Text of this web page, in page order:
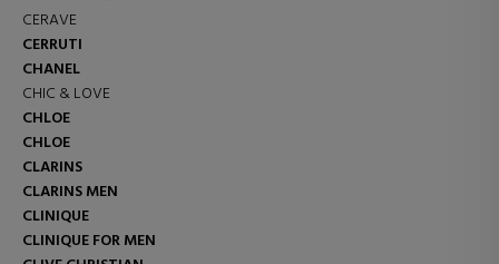
CERAVE
CERRUTI
CHANEL
CHIC & LOVE
CHLOE
CHLOE
CLARINS
CLARINS MEN
CLINIQUE
CLINIQUE FOR MEN